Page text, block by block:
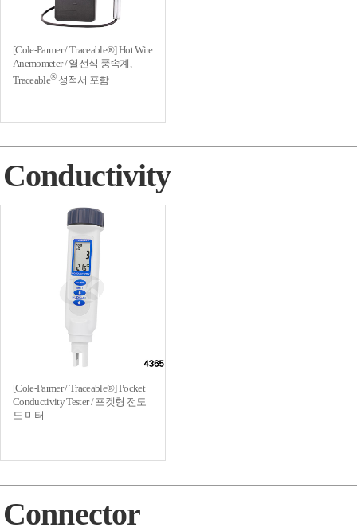
[Cole-Parmer / Traceable®] Hot Wire
Anemometer / 열선식 풍속계,
Traceable®성적서 포함
Conductivity
[Cole-Parmer / Traceable®] Pocket
Conductivity Tester / 포켓형 전도
도 미터
Connector